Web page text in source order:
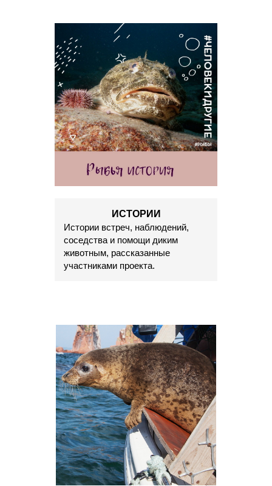
ИСТОРИИ
Истории встреч, наблюдений,
соседства и помощи диким
животным, рассказанные
участниками проекта.